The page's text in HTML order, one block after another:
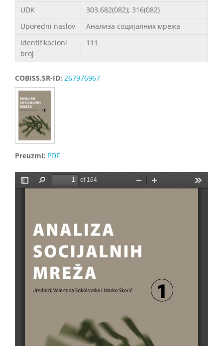
UDK
303.682(082); 316(082)
Uporedni naslov
Анализа социјалних мрежа
Identifikacioni
broj
111
COBISS.SR-ID: 267976967
Preuzmi: PDF